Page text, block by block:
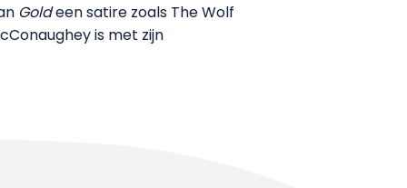
Goldeen satire zoals The Wolf
is met zijn